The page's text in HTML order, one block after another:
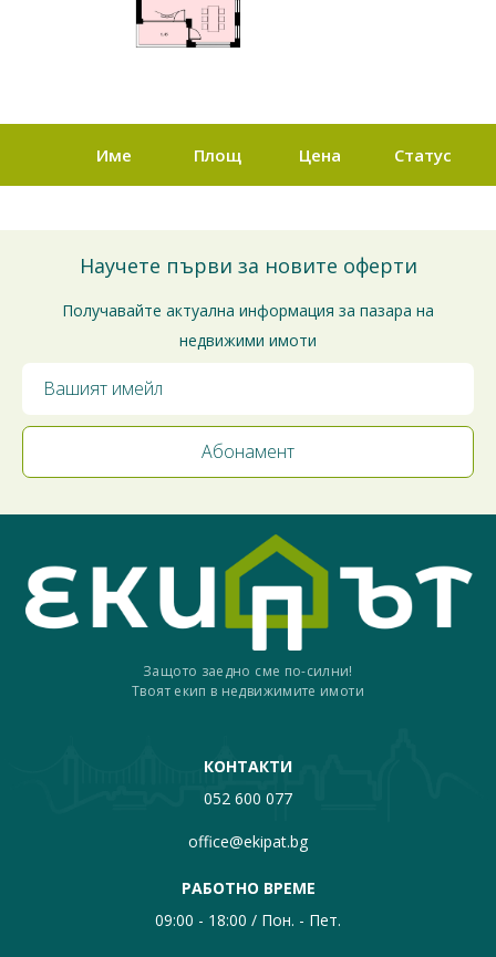
Име Площ Цена Статус
Научете първи за новите оферти
Получавайте актуална информация за пазара на
недвижими имоти
Защото заедно сме по-силни!
Твоят екип в недвижимите имоти
КОНТАКТИ
052 600 077
office@ekipat.bg
РАБОТНО ВРЕМЕ
09:00 - 18:00 / Пон. - Пет.